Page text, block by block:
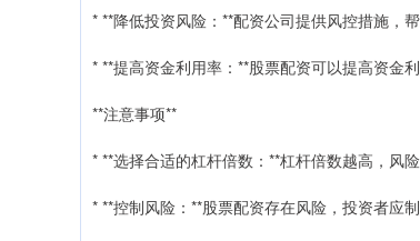
* **降低投资风险：**配资公司提供风控措施，
* **提高资金利用率：**股票配资可以提高资金
**注意事项**
* **选择合适的杠杆倍数：**杠杆倍数越高，风
* **控制风险：**股票配资存在风险，投资者应